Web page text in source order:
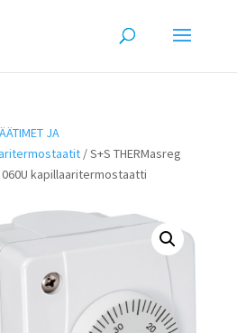
JA
/ S+S THERMasreg
060U kapillaaritermostaatti